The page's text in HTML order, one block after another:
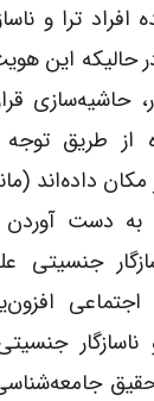
ترا‌ و
حالیکه این
از طریق توجه
داده‌اند
به دست آوردن
جنسیتی
ناسازگار